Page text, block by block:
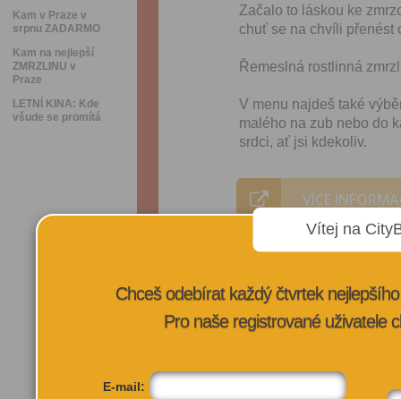
Kam v Praze v
srpnu ZADARMO
Kam na nejlepší
ZMRZLINU v
Praze
LETNÍ KINA: Kde
všude se promítá
Začalo to láskou ke
chuť se na chvíli přenést
Řemeslná rostlinná
V menu najdeš také
malého na zub nebo do
srdci, ať jsi kdekoliv.
VÍCE
Vítej na
Chceš odebírat každý čtvrtek
Pro naše registrované uživatele
E-mail: